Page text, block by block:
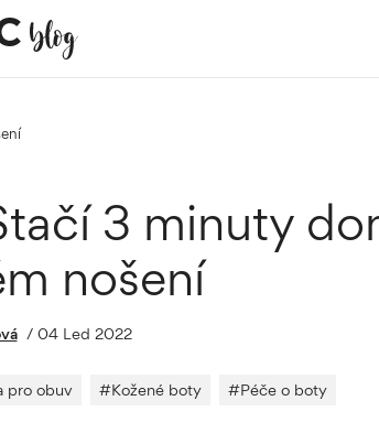
3 minuty
nošení
/ 04 Led 2022
pro obuv #Kožené boty #Péče o boty